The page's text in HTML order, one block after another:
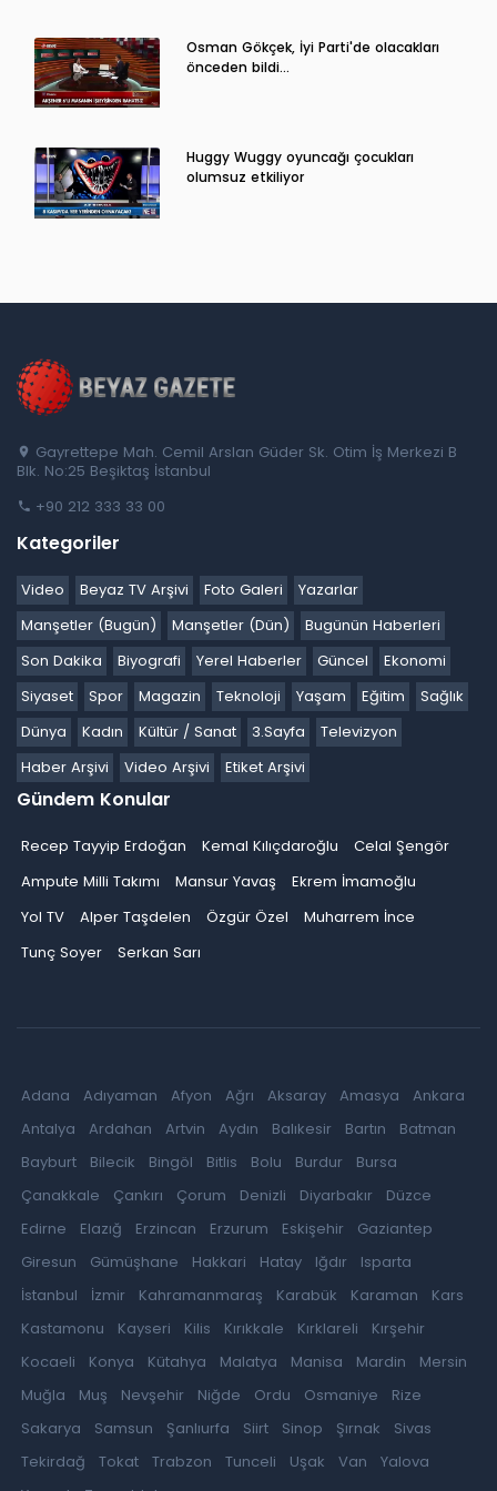
Osman Gökçek, İyi Parti'de olacakları
önceden bildi...
Huggy Wuggy oyuncağı çocukları
olumsuz etkiliyor
Gayrettepe Mah. Cemil Arslan Güder Sk. Otim İş Merkezi B
Blk. No:25 Beşiktaş İstanbul
+90 212 333 33 00
Kategoriler
Video Beyaz TV Arşivi Foto Galeri
Yazarlar
Manşetler (Bugün)
Manşetler (Dün)
Bugünün Haberleri
Son Dakika
Biyografi Yerel Haberler Güncel
Ekonomi
Siyaset
Spor Magazin Teknoloji Yaşam Eğitim
Sağlık
Dünya
Kadın Kültür / Sanat 3.Sayfa
Televizyon
Haber Arşivi
Video Arşivi Etiket Arşivi
Gündem Konular
Recep Tayyip Erdoğan Kemal Kılıçdaroğlu
Celal Şengör
Ampute Milli Takımı
Mansur Yavaş
Ekrem İmamoğlu
Yol TV
Alper Taşdelen Özgür Özel
Muharrem İnce
Tunç Soyer
Serkan Sarı
Adana Adıyaman Afyon Ağrı Aksaray Amasya
Ankara
Antalya
Ardahan Artvin Aydın Balıkesir Bartın
Batman
Bayburt
Bilecik Bingöl Bitlis Bolu Burdur
Bursa
Çanakkale
Çankırı Çorum Denizli Diyarbakır
Düzce
Edirne
Elazığ Erzincan Erzurum Eskişehir
Gaziantep
Giresun
Gümüşhane Hakkari Hatay Iğdır
Isparta
İstanbul
İzmir Kahramanmaraş Karabük Karaman
Kars
Kastamonu
Kayseri Kilis Kırıkkale Kırklareli
Kırşehir
Kocaeli
Konya Kütahya Malatya Manisa Mardin
Mersin
Muğla
Muş Nevşehir Niğde Ordu Osmaniye
Rize
Sakarya
Samsun Şanlıurfa Siirt Sinop Şırnak
Sivas
Tekirdağ
Tokat Trabzon Tunceli Uşak Van
Yalova